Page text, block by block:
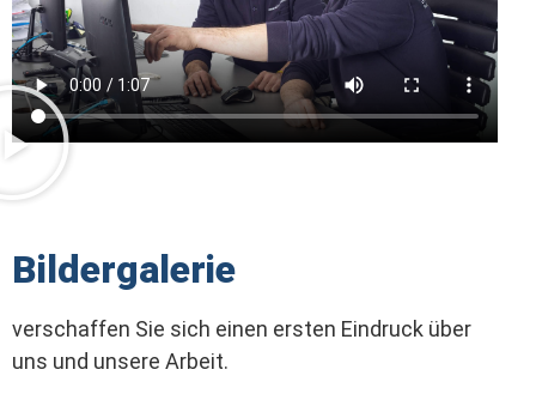
Bildergalerie
verschaffen Sie sich einen ersten Eindruck über
uns und unsere Arbeit.